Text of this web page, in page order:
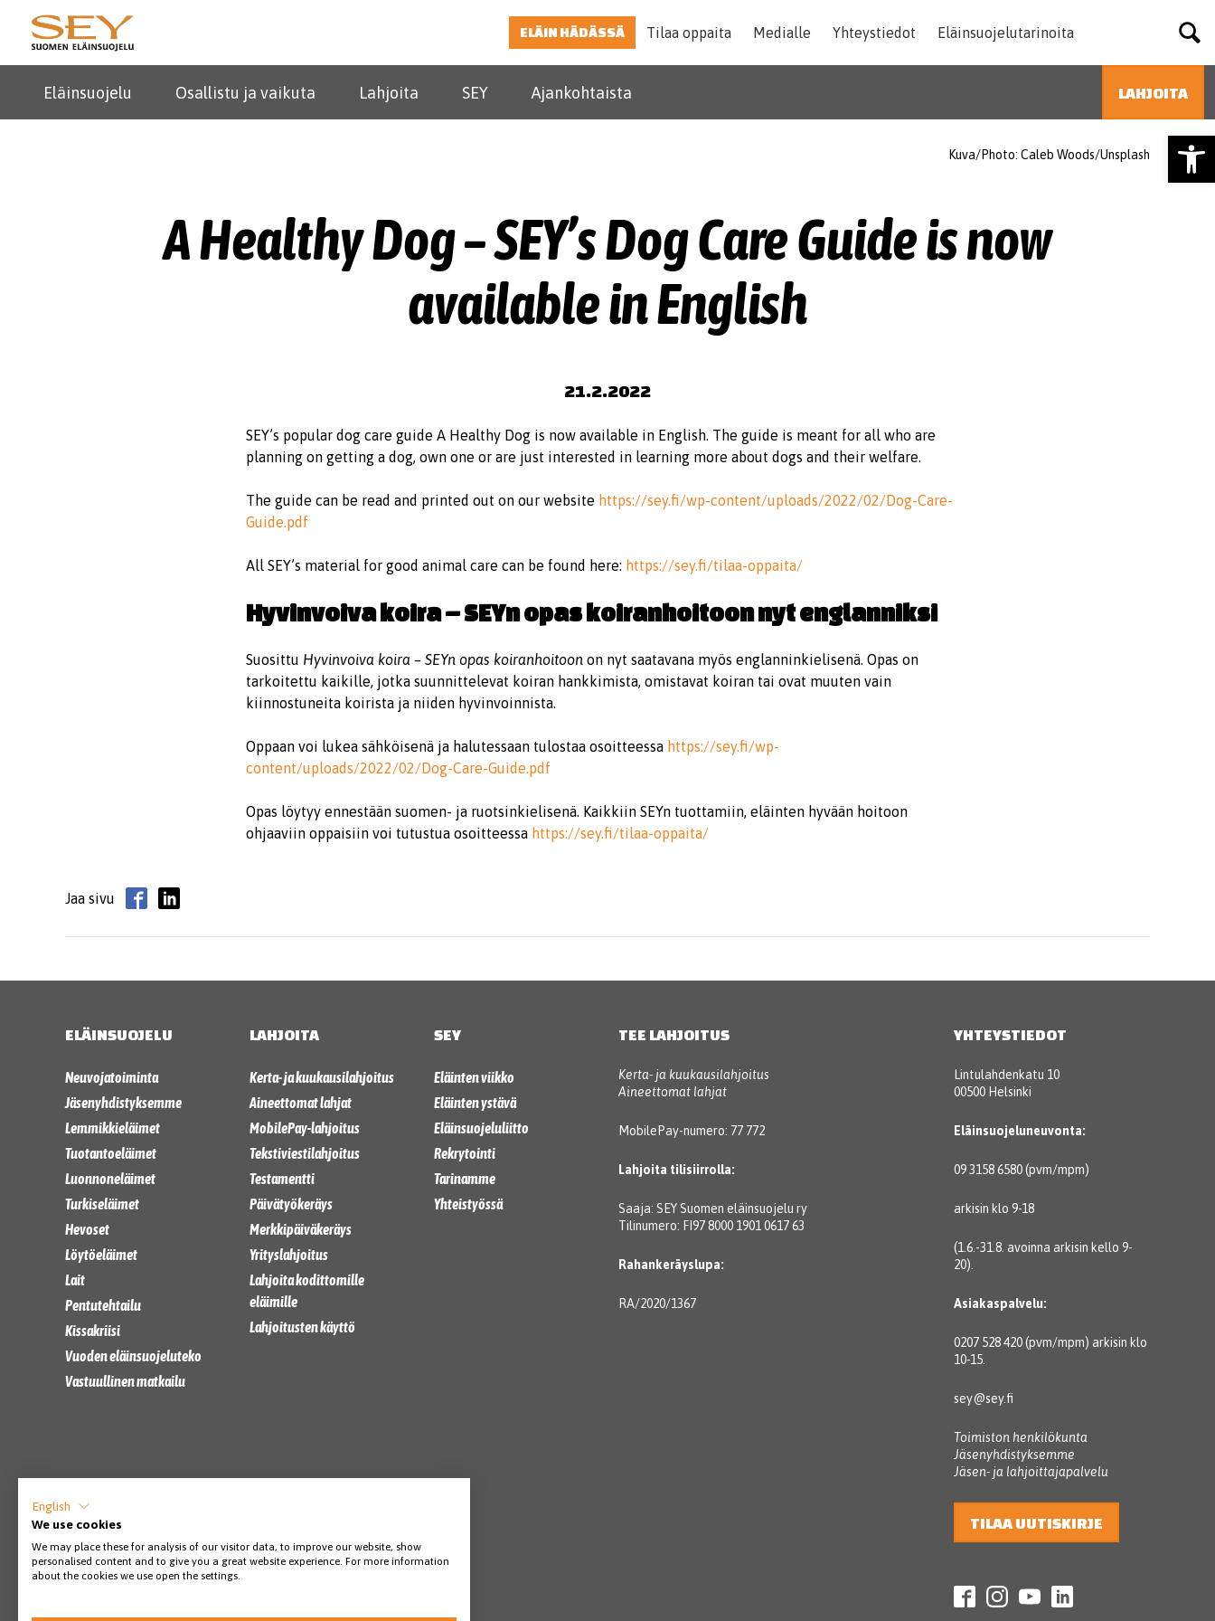
SEY
for results.
HAE
ELÄIN HÄDÄSSÄ Tilaa oppaita Medialle Yhteystiedot Eläinsuojelutarinoita
Eläinsuojelu Osallistu ja vaikuta Lahjoita SEY Ajankohtaista LAHJOITA
Kuva/Photo: Caleb Woods/Unsplash
A Healthy Dog – SEY’s Dog Care Guide is now
available in English
21.2.2022
SEY’s popular dog care guide A Healthy Dog is now available in English. The guide is meant for all who are
planning on getting a dog, own one or are just interested in learning more about dogs and their welfare.
The guide can be read and printed out on our website https://sey.fi/wp-content/uploads/2022/02/Dog-Care-
Guide.pdf
All SEY’s material for good animal care can be found here: https://sey.fi/tilaa-oppaita/
Hyvinvoiva koira – SEYn opas koiranhoitoon nyt englanniksi
Suosittu Hyvinvoiva koira – SEYn opas koiranhoitoon on nyt saatavana myös englanninkielisenä. Opas on
tarkoitettu kaikille, jotka suunnittelevat koiran hankkimista, omistavat koiran tai ovat muuten vain
kiinnostuneita koirista ja niiden hyvinvoinnista.
Oppaan voi lukea sähköisenä ja halutessaan tulostaa osoitteessa https://sey.fi/wp-
content/uploads/2022/02/Dog-Care-Guide.pdf
Opas löytyy ennestään suomen- ja ruotsinkielisenä. Kaikkiin SEYn tuottamiin, eläinten hyvään hoitoon
ohjaaviin oppaisiin voi tutustua osoitteessa https://sey.fi/tilaa-oppaita/
Jaa sivu
ELÄINSUOJELU
Neuvojatoiminta
Jäsenyhdistyksemme
Lemmikkieläimet
Tuotantoeläimet
Luonnoneläimet
Turkiseläimet
Hevoset
Löytöeläimet
Lait
Pentutehtailu
Kissakriisi
Vuoden eläinsuojeluteko
Vastuullinen matkailu
LAHJOITA
Kerta- ja kuukausilahjoitus
Aineettomat lahjat
MobilePay-lahjoitus
Tekstiviestilahjoitus
Testamentti
Päivätyökeräys
Merkkipäiväkeräys
Yrityslahjoitus
Lahjoita kodittomille
eläimille
Lahjoitusten käyttö
SEY
Eläinten viikko
Eläinten ystävä
Eläinsuojeluliitto
Rekrytointi
Tarinamme
Yhteistyössä
TEE LAHJOITUS
Kerta- ja kuukausilahjoitus
Aineettomat lahjat
MobilePay-numero: 77 772
Lahjoita tilisiirrolla:
Saaja: SEY Suomen eläinsuojelu ry
Tilinumero: FI97 8000 1901 0617 63
Rahankeräyslupa:
RA/2020/1367
YHTEYSTIEDOT
Lintulahdenkatu 10
00500 Helsinki
Eläinsuojeluneuvonta:
09 3158 6580 (pvm/mpm)
arkisin klo 9-18
(1.6.-31.8. avoinna arkisin kello 9-
20).
Asiakaspalvelu:
0207 528 420 (pvm/mpm) arkisin klo
10-15.
sey@sey.fi
Toimiston henkilökunta
Jäsenyhdistyksemme
Jäsen- ja lahjoittajapalvelu
TILAA UUTISKIRJE
English
We use cookies
We may place these for analysis of our visitor data, to improve our website, show
personalised content and to give you a great website experience. For more information
about the cookies we use open the settings.